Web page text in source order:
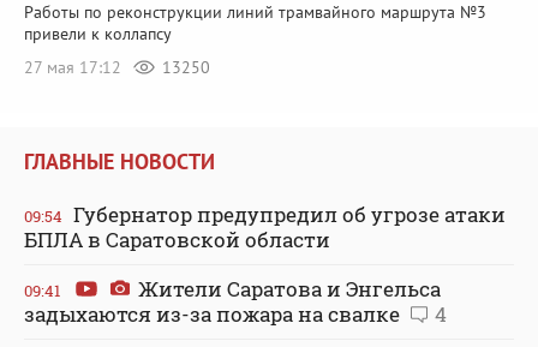
Работы по реконструкции линий трамвайного маршрута №3
привели к коллапсу
27 мая 17:12
13250
ГЛАВНЫЕ НОВОСТИ
09:54 Губернатор предупредил об угрозе атаки
БПЛА в Саратовской области
09:41
Жители Саратова и Энгельса
задыхаются из-за пожара на свалке
4